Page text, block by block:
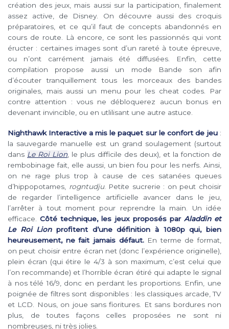
création des jeux, mais aussi sur la participation, finalement
assez active, de Disney. On découvre aussi des croquis
préparatoires, et ce qu’il faut de concepts abandonnés en
cours de route. Là encore, ce sont les passionnés qui vont
éructer : certaines images sont d’un rareté à toute épreuve,
ou n’ont carrément jamais été diffusées. Enfin, cette
compilation propose aussi un mode Bande son afin
d’écouter tranquillement tous les morceaux des bandes
originales, mais aussi un menu pour les cheat codes. Par
contre attention : vous ne débloquerez aucun bonus en
devenant invincible, ou en utlilisant une autre astuce.
Nighthawk Interactive a mis le paquet sur le confort de jeu:
la sauvegarde manuelle est un grand soulagement (surtout
dans Le Roi Lion , le plus difficile des deux), et la fonction de
rembobinage fait, elle aussi, un bien fou pour les nerfs. Ainsi,
on ne rage plus trop à cause de ces satanées queues
d’hippopotames, rogntudju. Petite sucrerie : on peut choisir
de regarder l’intelligence artificielle avancer dans le jeu,
l’arrêter à tout moment pour reprendre la main. Un idée
efficace. Côté technique, les jeux proposés par Aladdin et
Le Roi Lionprofitent d’une définition à 1080p qui, bien
heureusement, ne fait jamais défaut.En terme de format,
on peut choisir entre écran net (donc l’expérience originelle),
plein écran (qui étire le 4/3 à son maximum, c’est celui que
l’on recommande) et l’horrible écran étiré qui adapte le signal
à nos télé 16/9, donc en perdant les proportions. Enfin, une
poignée de filtres sont disponibles : les classiques arcade, TV
et LCD. Nous, on joue sans fioritures. Et sans bordures non
plus, de toutes façons celles proposées ne sont ni
nombreuses, ni très jolies.